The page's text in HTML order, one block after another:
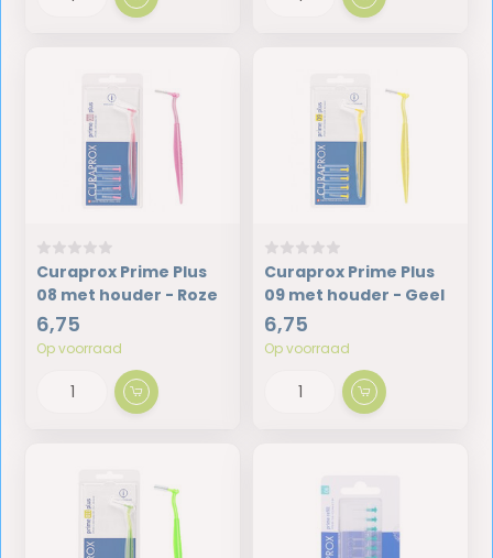
Curaprox Prime Plus
08 met houder - Roze
6,75
Op voorraad
Curaprox Prime Plus
09 met houder - Geel
6,75
Op voorraad